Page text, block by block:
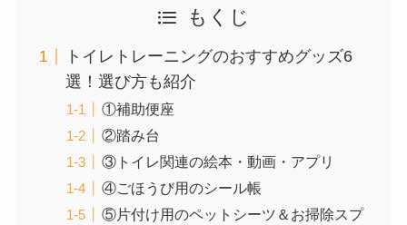
もくじ
トイレトレーニングのおすすめグッズ6
選！選び方も紹介
①補助便座
②踏み台
③トイレ関連の絵本・動画・アプリ
④ごほうび用のシール帳
⑤片付け用のペットシーツ＆お掃除スプ